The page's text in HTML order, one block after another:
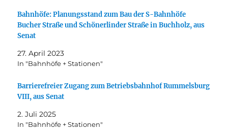
Bahnhöfe: Planungsstand zum Bau der S-Bahnhöfe
Bucher Straße und Schönerlinder Straße in Buchholz, aus
Senat
27. April 2023
In "Bahnhöfe + Stationen"
Barrierefreier Zugang zum Betriebsbahnhof Rummelsburg
VIII, aus Senat
2. Juli 2025
In "Bahnhöfe + Stationen"